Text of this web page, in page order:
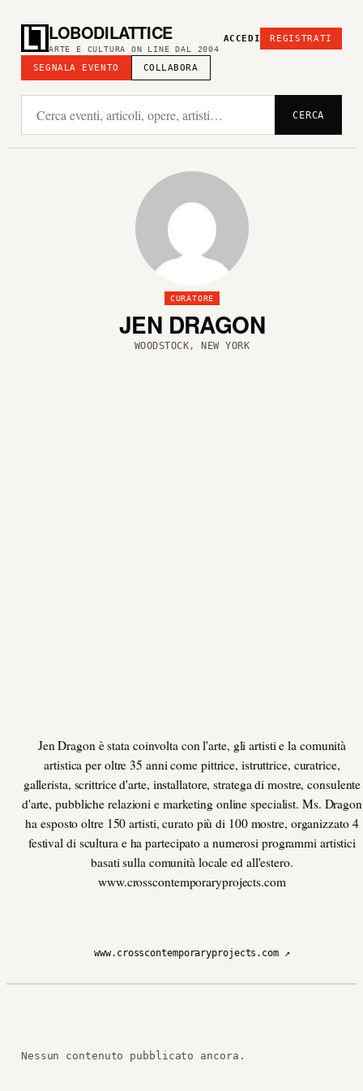
LOBODILATTICE
ARTE E CULTURA ON LINE DAL 2004
SEGNALA EVENTO COLLABORA
ACCEDI REGISTRATI
CERCA
CURATORE
JEN DRAGON
WOODSTOCK, NEW YORK
Jen Dragon è stata coinvolta con l'arte, gli artisti e la comunità
artistica per oltre 35 anni come pittrice, istruttrice, curatrice,
gallerista, scrittrice d'arte, installatore, stratega di mostre, consulente
d'arte, pubbliche relazioni e marketing online specialist. Ms. Dragon
ha esposto oltre 150 artisti, curato più di 100 mostre, organizzato 4
festival di scultura e ha partecipato a numerosi programmi artistici
basati sulla comunità locale ed all'estero.
www.crosscontemporaryprojects.com
www.crosscontemporaryprojects.com ↗
Nessun contenuto pubblicato ancora.